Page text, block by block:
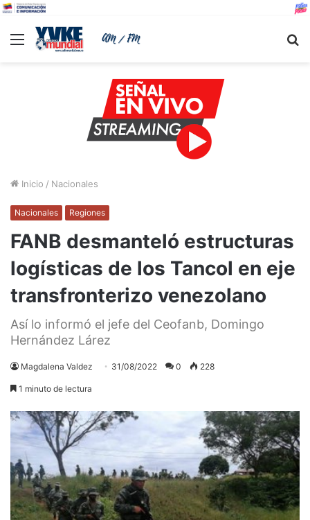
Menu
Inicio / Nacionales
Nacionales Regiones
FANB desmanteló estructuras
logísticas de los Tancol en eje
transfronterizo venezolano
Así lo informó el jefe del Ceofanb, Domingo
Hernández Lárez
Magdalena Valdez 31/08/2022 0 228
1 minuto de lectura